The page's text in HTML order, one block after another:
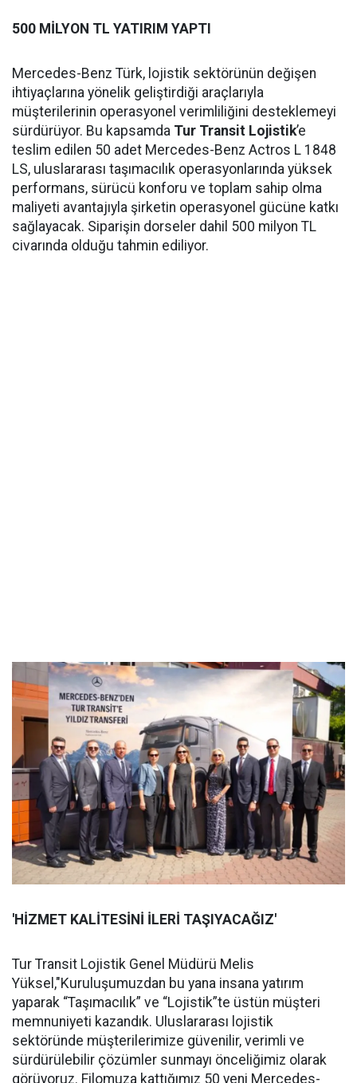
500 MİLYON TL YATIRIM YAPTI
Mercedes-Benz Türk, lojistik sektörünün değişen
ihtiyaçlarına yönelik geliştirdiği araçlarıyla
müşterilerinin operasyonel verimliliğini desteklemeyi
sürdürüyor. Bu kapsamda Tur Transit Lojistik’e
teslim edilen 50 adet Mercedes-Benz Actros L 1848
LS, uluslararası taşımacılık operasyonlarında yüksek
performans, sürücü konforu ve toplam sahip olma
maliyeti avantajıyla şirketin operasyonel gücüne katkı
sağlayacak. Siparişin dorseler dahil 500 milyon TL
civarında olduğu tahmin ediliyor.
'HİZMET KALİTESİNİ İLERİ TAŞIYACAĞIZ'
Tur Transit Lojistik Genel Müdürü Melis
Yüksel,"Kuruluşumuzdan bu yana insana yatırım
yaparak “Taşımacılık” ve “Lojistik”te üstün müşteri
memnuniyeti kazandık. Uluslararası lojistik
sektöründe müşterilerimize güvenilir, verimli ve
sürdürülebilir çözümler sunmayı önceliğimiz olarak
görüyoruz. Filomuza kattığımız 50 yeni Mercedes-